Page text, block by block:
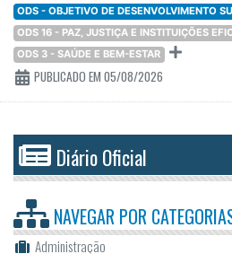
ODS - OBJETIVO DE DESENVOLVIMENTO
ODS 16 - PAZ, JUSTIÇA E INSTITUIÇÕES
ODS 3 - SAÚDE E BEM-ESTAR
PUBLICADO EM 05/08/2026
Diário Oficial
NAVEGAR POR
Administração